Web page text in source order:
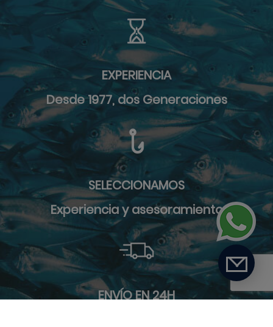
EXPERIENCIA
Desde 1977, dos Generaciones
SELECCIONAMOS
Experiencia y asesoramiento
ENVÍO EN 24H